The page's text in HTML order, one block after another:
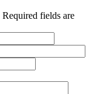
Required fields are